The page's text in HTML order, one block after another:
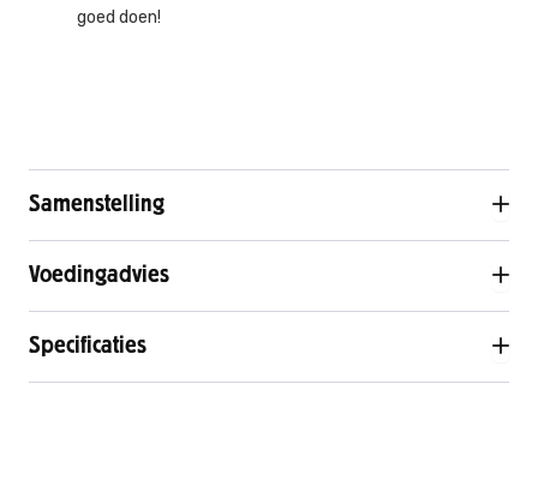
goed doen!
Samenstelling
Voedingadvies
Specificaties